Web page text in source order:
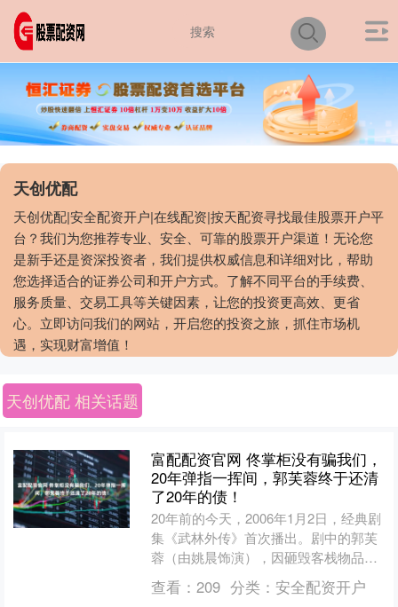
天创优配
天创优配|安全配资开户|在线配资|按天配资寻找最佳股票开户平
台？我们为您推荐专业、安全、可靠的股票开户渠道！无论您
是新手还是资深投资者，我们提供权威信息和详细对比，帮助
您选择适合的证券公司和开户方式。了解不同平台的手续费、
服务质量、交易工具等关键因素，让您的投资更高效、更省
心。立即访问我们的网站，开启您的投资之旅，抓住市场机
遇，实现财富增值！
天创优配 相关话题
富配配资官网 佟掌柜没有骗我们，
20年弹指一挥间，郭芙蓉终于还清
了20年的债！
20年前的今天，2006年1月2日，经典剧
集《武林外传》首次播出。剧中的郭芙
蓉（由姚晨饰演），因砸毁客栈物品，
被判赔偿48两银子，按照每月二钱工钱
的标准，得打工....
查看： 209 分类： 安全配资开户